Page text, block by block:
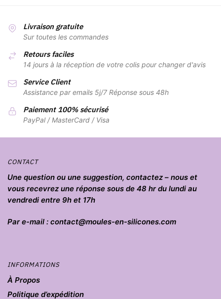
Livraison gratuite
Sur toutes les commandes
Retours faciles
14 jours à la réception de votre colis pour changer d'avis
Service Client
Assistance par emails 5j/7 Réponse sous 48h
Paiement 100% sécurisé
PayPal / MasterCard / Visa
CONTACT
Une question ou une suggestion, contactez – nous et
vous recevrez une réponse sous de 48 hr du lundi au
vendredi entre 9h et 17h
Par e-mail : contact@moules-en-silicones.com
INFORMATIONS
À Propos
Politique d’expédition